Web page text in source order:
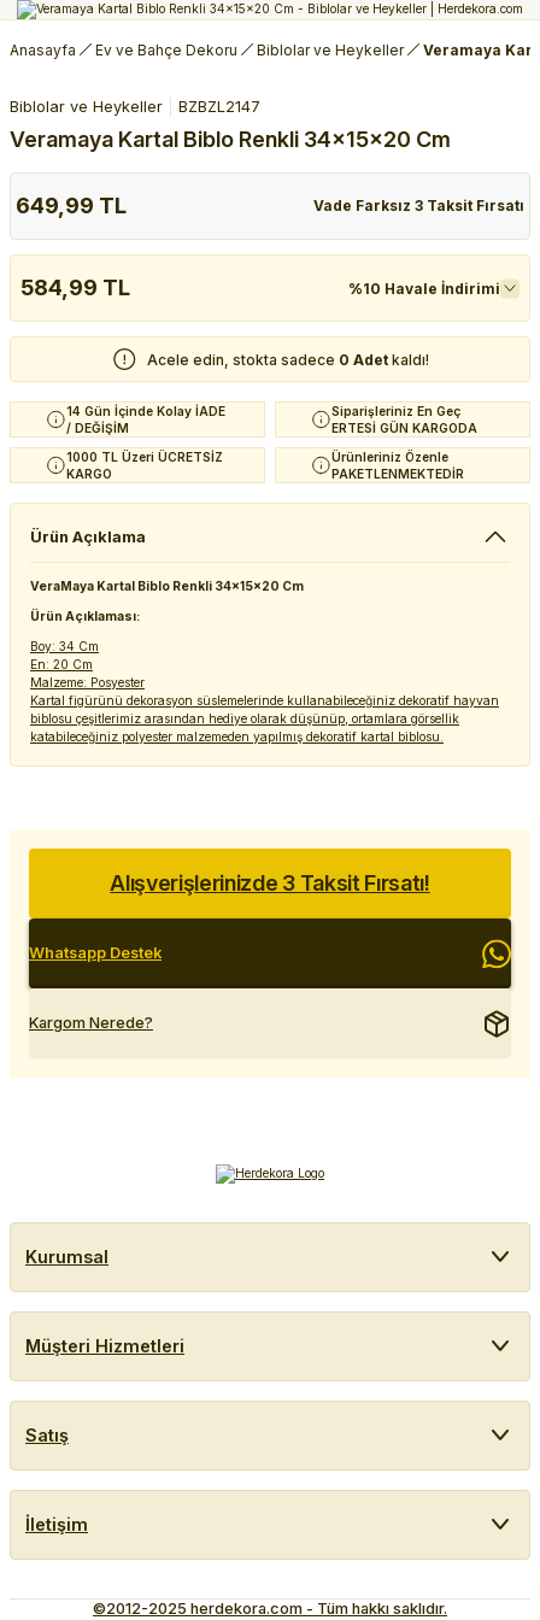
Anasayfa Ev ve Bahçe Dekoru Biblolar ve Heykeller Veramaya
Biblolar ve Heykeller BZBZL2147
Veramaya Kartal Biblo Renkli 34x15x20 Cm
649,99 TL Vade Farksız 3 Taksit Fırsatı
584,99 TL %10 Havale İndirimi
Acele edin, stokta sadece 0 Adet kaldı!
14 Gün İçinde Kolay İADE
/ DEĞİŞİM
Siparişleriniz En Geç
ERTESİ GÜN KARGODA
1000 TL Üzeri ÜCRETSİZ
KARGO
Ürünleriniz Özenle
PAKETLENMEKTEDİR
Ürün Açıklama
VeraMaya Kartal Biblo Renkli 34x15x20 Cm
Ürün Açıklaması:
Boy: 34 Cm
En: 20 Cm
Malzeme: Posyester
Kartal figürünü dekorasyon süslemelerinde kullanabileceğiniz dekoratif hayvan
biblosu çeşitlerimiz arasından hediye olarak düşünüp, ortamlara görsellik
katabileceğiniz polyester malzemeden yapılmış dekoratif kartal biblosu.
Alışverişlerinizde 3 Taksit Fırsatı!
Whatsapp Destek
Kargom Nerede?
Kurumsal
Müşteri Hizmetleri
Satış
İletişim
©2012-2025 herdekora.com - Tüm hakkı saklıdır.